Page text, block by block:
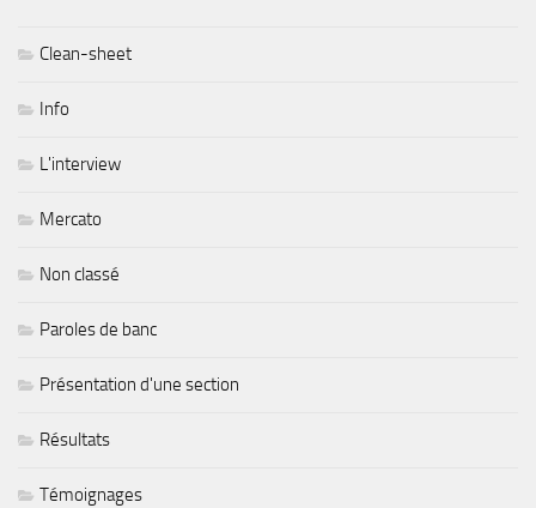
Clean-sheet
Info
L'interview
Mercato
Non classé
Paroles de banc
Présentation d'une section
Résultats
Témoignages